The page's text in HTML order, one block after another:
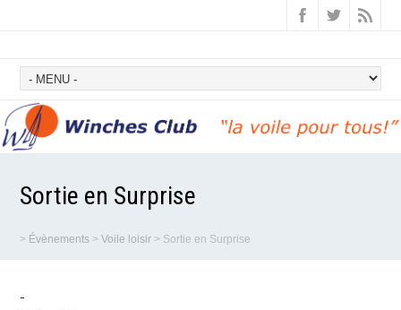
Sortie en Surprise
> Évènements >Voile loisir > Sortie en Surprise
-